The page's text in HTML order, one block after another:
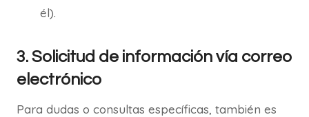
él).
3. Solicitud de información vía correo
electrónico
Para dudas o consultas específicas, también es